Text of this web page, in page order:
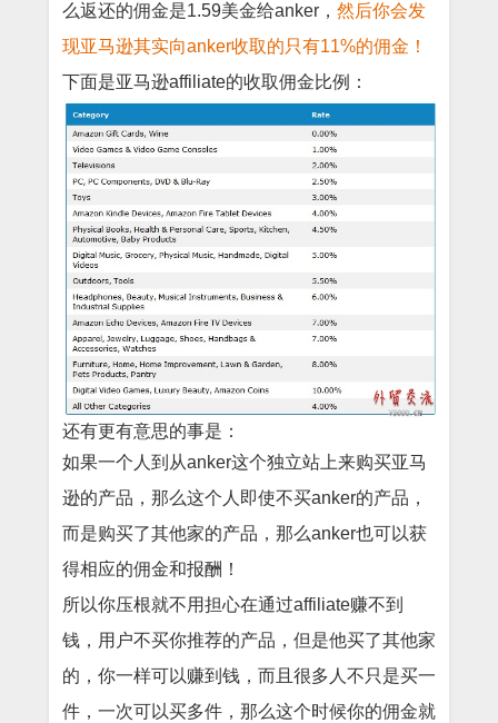
么返还的佣金是1.59美金给anker， 然后你会发
现亚马逊其实向anker收取的只有11%的佣金！
下面是亚马逊affiliate的收取佣金比例：
还有更有意思的事是：
如果一个人到从anker这个独立站上来购买亚马
逊的产品，那么这个人即使不买anker的产品，
而是购买了其他家的产品，那么anker也可以获
得相应的佣金和报酬！
所以你压根就不用担心在通过affiliate赚不到
钱，用户不买你推荐的产品，但是他买了其他家
的，你一样可以赚到钱，而且很多人不只是买一
件，一次可以买多件，那么这个时候你的佣金就